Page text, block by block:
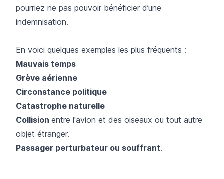
pourriez ne pas pouvoir bénéficier d’une
indemnisation.
En voici quelques exemples les plus fréquents :
Mauvais temps
Grève aérienne
Circonstance politique
Catastrophe naturelle
Collision entre l'avion et des oiseaux ou tout autre
objet étranger.
Passager perturbateur ou souffrant.​